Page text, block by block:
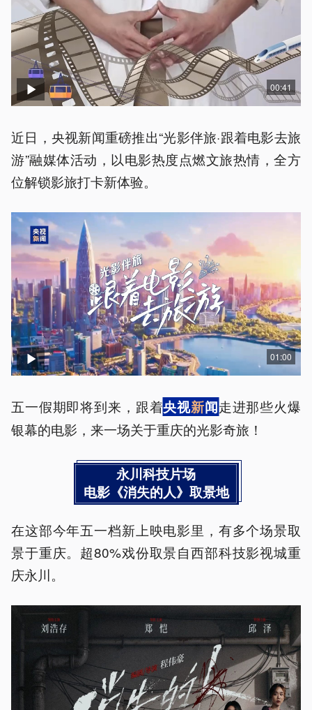
00:41
近日，央视新闻重磅推出“光影伴旅·跟着电影去旅
游”融媒体活动，以电影热度点燃文旅热情，全方
位解锁影旅打卡新体验。
01:00
五一假期即将到来，跟着央视新闻走进那些火爆
银幕的电影，来一场关于重庆的光影奇旅！
永川科技片场
电影《消失的人》取景地
在这部今年五一档新上映电影里，有多个场景取
景于重庆。超80%戏份取景自西部科技影视城重
庆永川。